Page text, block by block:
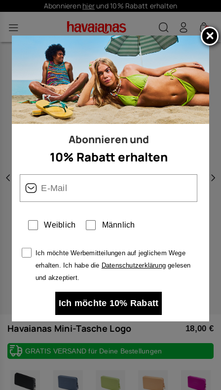
Abonnieren hierund 10% Rabatt erhalten
0
Vorherige
Havaianas Mini-Tasche Logo 18,00 €
GRATIS VERSAND für Deine Bestellungen
Abonnieren und
10% Rabatt erhalten
Weiblich Männlich
Ich möchte Werbemitteilungen auf jeglichem Wege
erhalten. Ich habe die Datenschutzerklärung gelesen
und akzeptiert.
Ich möchte 10% Rabatt